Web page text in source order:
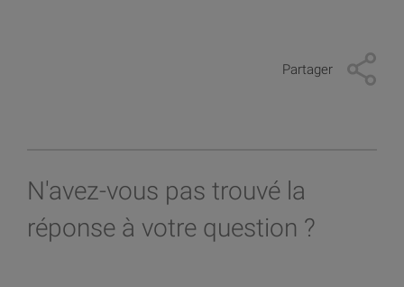
Partager
N'avez-vous pas trouvé la
réponse à votre question ?